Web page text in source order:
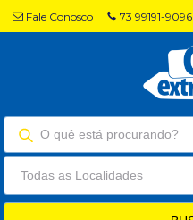
Fale Conosco 73 99191-9096